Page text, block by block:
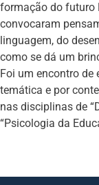
formação do futuro
convocaram
linguagem, do
como se dá um
Foi um encontro de
temática e por
nas disciplinas de
“Psicologia da